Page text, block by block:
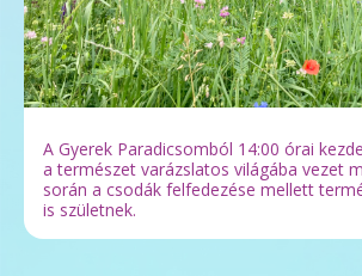
A Gyerek Paradicsomból 14:00 órai
a természet varázslatos világába vezet
során a csodák felfedezése mellett
is születnek.